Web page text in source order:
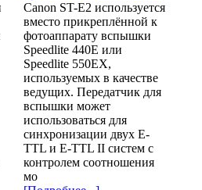
Canon ST-E2 используется
вместо прикреплённой к
фотоаппарату вспышки
Speedlite 440E или
Speedlite 550EX,
используемых в качестве
ведущих. Передатчик для
вспышки может
использоваться для
синхронизации двух E-
TTL и E-TTL II систем с
контролем соотношения
мо